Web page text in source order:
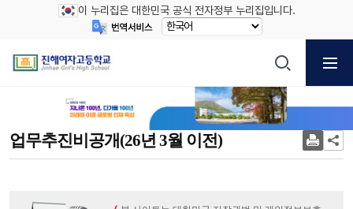
이 누리집은 대한민국 공식 전자정부 누리집입니다.
업무추진비공개(26년 3월 이전)